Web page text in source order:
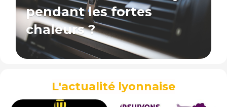
pendant les fortes
chaleurs ?
L'actualité lyonnaise